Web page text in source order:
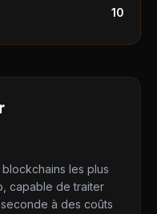
10
les plus
capable de traiter
à des coûts